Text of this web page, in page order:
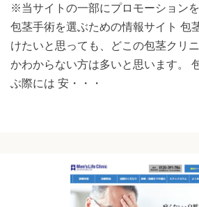
※当サイトの一部にプロモーション
包茎手術を選ぶための情報サイト 包
けたいと思っても、どこの包茎クリ
かわからない方は多いと思います。
ぶ際には 安・・・